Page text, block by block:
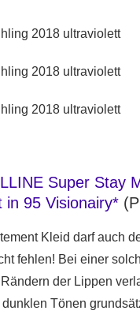
Super Stay
in 95 Visionairy*
Kleid darf auch
fehlen! Bei einer
der Lippen
Tönen